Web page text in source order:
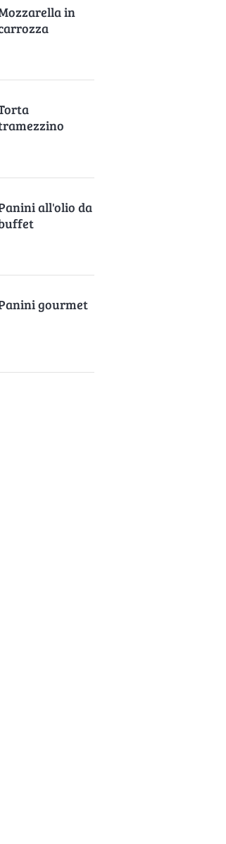
in
all'olio da
gourmet